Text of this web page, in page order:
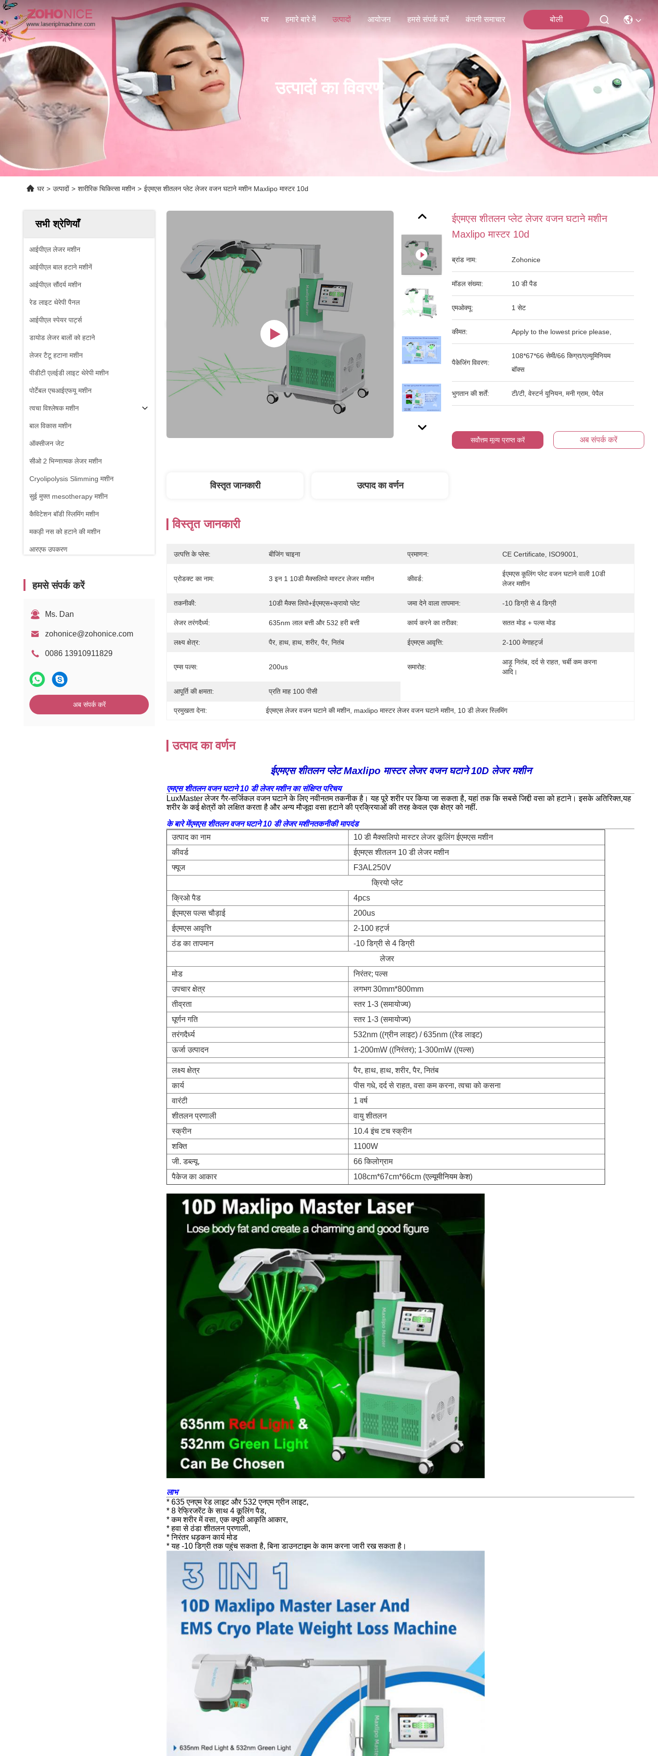
घर हमारे बारे में उत्पादों आयोजन हमसे संपर्क करें कंपनी समाचार बोली
उत्पादों का विवरण
घर > उत्पादों > शारीरिक चिकित्सा मशीन > ईएमएस शीतलन प्लेट लेजर वजन घटाने मशीन Maxlipo मास्टर 10d
सभी श्रेणियाँ
आईपीएल लेजर मशीन
आईपीएल बाल हटाने मशीनें
आईपीएल सौंदर्य मशीन
रेड लाइट थेरेपी पैनल
आईपीएल स्पेयर पार्ट्स
डायोड लेजर बालों को हटाने
लेजर टैटू हटाना मशीन
पीडीटी एलईडी लाइट थेरेपी मशीन
पोर्टेबल एचआईएफयू मशीन
त्वचा विश्लेषक मशीन
बाल विकास मशीन
ऑक्सीजन जेट
सीओ 2 भिन्नात्मक लेजर मशीन
Cryolipolysis Slimming मशीन
सुई मुफ्त mesotherapy मशीन
कैविटेशन बॉडी स्लिमिंग मशीन
मकड़ी नस को हटाने की मशीन
आरएफ उपकरण
1470nm डायोड लेजर
हमसे संपर्क करें
Ms. Dan
zohonice@zohonice.com
0086 13910911829
अब संपर्क करें
ईएमएस शीतलन प्लेट लेजर वजन घटाने मशीन
Maxlipo मास्टर 10d
ब्रांड नाम: Zohonice
मॉडल संख्या: 10 डी पैड
एमओक्यू: 1 सेट
कीमत: Apply to the lowest price please,
पैकेजिंग विवरण:
108*67*66 सेमी/66 किग्रा/एल्यूमिनियम
बॉक्स
भुगतान की शर्तें: टी/टी, वेस्टर्न यूनियन, मनी ग्राम, पेपैल
सर्वोत्तम मूल्य प्राप्त करें अब संपर्क करें
विस्तृत जानकारी उत्पाद का वर्णन
विस्तृत जानकारी
उत्पत्ति के प्लेस: बीजिंग चाइना प्रमाणन: CE Certificate, ISO9001,
प्रोडक्ट का नाम: 3 इन 1 10डी मैक्सलिपो मास्टर लेजर मशीन कीवर्ड:
ईएमएस कूलिंग प्लेट वजन घटाने वाली 10डी
लेजर मशीन
तकनीकी: 10डी मैक्स लिपो+ईएमएस+क्रायो प्लेट जमा देने वाला तापमान: -10 डिग्री से 4 डिग्री
लेजर तरंगदैर्ध्य: 635nm लाल बत्ती और 532 हरी बत्ती कार्य करने का तरीका: सतत मोड + पल्स मोड
लक्ष्य क्षेत्र: पैर, हाथ, हाथ, शरीर, पैर, नितंब ईएमएस आवृत्ति: 2-100 मेगाहर्ट्ज
एम्स पल्स: 200us समारोह:
आड़ू नितंब, दर्द से राहत, चर्बी कम करना
आदि।
आपूर्ति की क्षमता: प्रति माह 100 पीसी
प्रमुखता देना: ईएमएस लेजर वजन घटाने की मशीन maxlipo मास्टर लेजर वजन घटाने मशीन 10 डी लेजर स्लिमिंग
उत्पाद का वर्णन
ईएमएस शीतलन प्लेट Maxlipo मास्टर लेजर वजन घटाने 10D लेजर मशीन
एमएस शीतलन वजन घटाने 10 डी लेजर मशीन का संक्षिप्त परिचय
LuxMaster लेजर गैर-सर्जिकल वजन घटाने के लिए नवीनतम तकनीक है। यह पूरे शरीर पर किया जा सकता है, यहां तक कि सबसे जिद्दी वसा को हटाने। इसके अतिरिक्त,यह
शरीर के कई क्षेत्रों को लक्षित करता है और अन्य मौजूदा वसा हटाने की प्रक्रियाओं की तरह केवल एक क्षेत्र को नहीं.
के बारे मेंएमएस शीतलन वजन घटाने 10 डी लेजर मशीनतकनीकी मापदंड
उत्पाद का नाम
10 डी मैक्सलिपो मास्टर लेजर कूलिंग ईएमएस मशीन
कीवर्ड
ईएमएस शीतलन 10 डी लेजर मशीन
फ्यूज
F3AL250V
क्रियो प्लेट
क्रिओ पैड
4pcs
ईएमएस पल्स चौड़ाई
200us
ईएमएस आवृत्ति
2-100 हर्ट्ज
ठंड का तापमान
-10 डिग्री से 4 डिग्री
लेजर
मोड
निरंतर; पल्स
उपचार क्षेत्र
लगभग 30mm*800mm
तीव्रता
स्तर 1-3 (समायोज्य)
घूर्णन गति
स्तर 1-3 (समायोज्य)
तरंगदैर्ध्य
532nm ((ग्रीन लाइट) / 635nm ((रेड लाइट)
ऊर्जा उत्पादन
1-200mW ((निरंतर); 1-300mW ((पल्स)
लक्ष्य क्षेत्र
पैर, हाथ, हाथ, शरीर, पैर, नितंब
कार्य
पीस गधे, दर्द से राहत, वसा कम करना, त्वचा को कसना
वारंटी
1 वर्ष
शीतलन प्रणाली
वायु शीतलन
स्क्रीन
10.4 इंच टच स्क्रीन
शक्ति
1100W
जी. डब्ल्यू.
66 किलोग्राम
पैकेज का आकार
108cm*67cm*66cm (एल्यूमीनियम केश)
लाभ
* 635 एनएम रेड लाइट और 532 एनएम ग्रीन लाइट,
* 8 रेफ्रिजरेंट के साथ 4 कूलिंग पैड,
* कम शरीर में वसा, एक क्यूरी आकृति आकार,
* हवा से ठंडा शीतलन प्रणाली,
* निरंतर धड़कन कार्य मोड
* यह -10 डिग्री तक पहुंच सकता है, बिना डाउनटाइम के काम करना जारी रख सकता है।